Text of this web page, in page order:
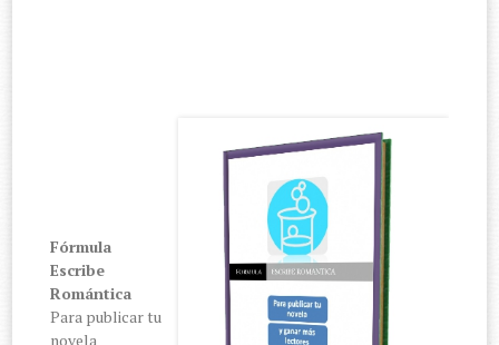
Fórmula
Escribe
Romántica
Para publicar tu
novela